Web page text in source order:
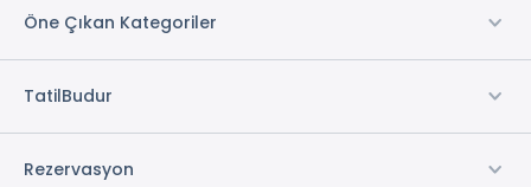
Öne Çıkan Kategoriler
TatilBudur
Rezervasyon